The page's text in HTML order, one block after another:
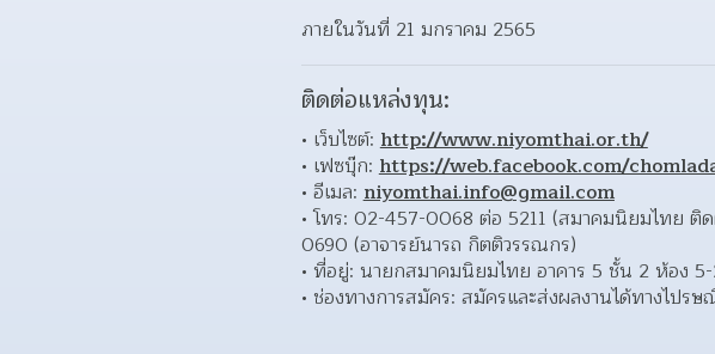
ภายในวันที่ 21 มกราคม 2565
ติดต่อแหล่งทุน:
เว็บไซต์: http://www.niyomthai.or.th/
เฟซบุ๊ก: https://web.facebook.com/
อีเมล: niyomthai.info@gmail.com
โทร: 02-457-0068 ต่อ 5211 (สมาคมนิยมไทย ติ
0690 (อาจารย์นารถ กิตติวรรณกร)
ที่อยู่: นายกสมาคมนิยมไทย อาคาร 5 ชั้น 2 ห้อง
ช่องทางการสมัคร: สมัครและส่งผลงานได้ทางไปร